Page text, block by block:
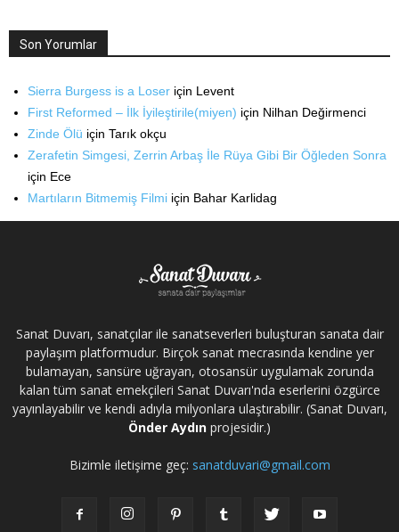
Son Yorumlar
Sierra Burgess is a Loser için Levent
First Reformed – İlk İyileştirile(miyen) için Nilhan Değirmenci
Zinde Ölü için Tarık okçu
Zerafetin Simgesi, Zerrin Arbaş İle Rüya Gibi Bir Öğleden Sonra
için Ece
Martıların Bitmemiş Filmi için Bahar Karlidag
Sanat Duvarı, sanatçılar ile sanatseverleri buluşturan sanata dair
paylaşım platformudur. Birçok sanat mecrasında kendine yer
bulamayan, sansüre uğrayan, otosansür uygulamak zorunda
kalan tüm sanat emekçileri Sanat Duvarı'nda eserlerini özgürce
yayınlayabilir ve kendi adıyla milyonlara ulaştırabilir. (Sanat Duvarı,
Önder Aydın projesidir.)
Bizimle iletişime geç: sanatduvari@gmail.com